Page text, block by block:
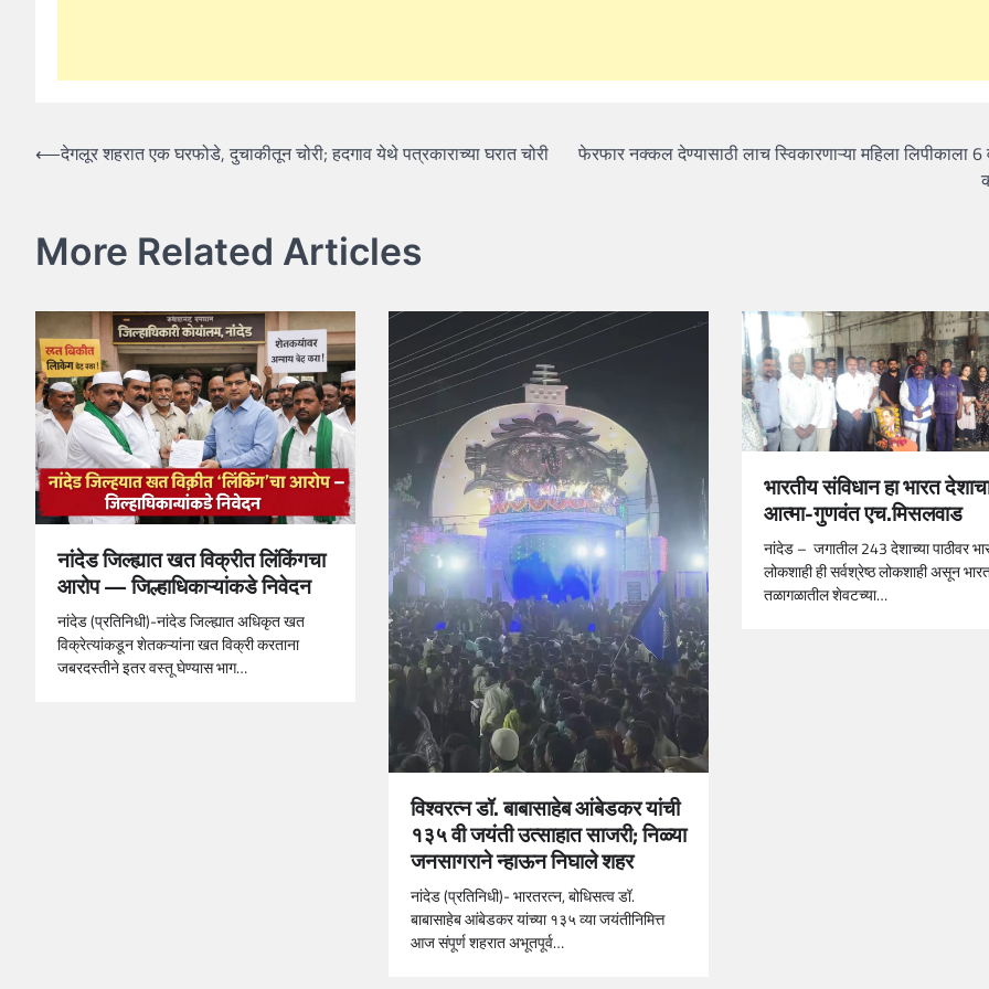
Post
⟵देगलूर शहरात एक घरफोडे, दुचाकीतून चोरी; हदगाव येथे पत्रकाराच्या घरात चोरी
फेरफार नक्कल देण्यासाठी लाच स्विकारणाऱ्या महिला लिपीकाला 6
More Related Articles
नांदेड जिल्ह्यात खत विक्रीत लिंकिंगचा
आरोप — जिल्हाधिकाऱ्यांकडे निवेदन
नांदेड (प्रतिनिधी)-नांदेड जिल्ह्यात अधिकृत खत
विक्रेत्यांकडून शेतकऱ्यांना खत विक्री करताना
जबरदस्तीने इतर वस्तू घेण्यास भाग…
विश्वरत्न डॉ. बाबासाहेब आंबेडकर यांची
१३५ वी जयंती उत्साहात साजरी; निळ्या
जनसागराने न्हाऊन निघाले शहर
नांदेड (प्रतिनिधी)- भारतरत्न, बोधिसत्व डॉ.
बाबासाहेब आंबेडकर यांच्या १३५ व्या जयंतीनिमित्त
आज संपूर्ण शहरात अभूतपूर्व…
भारतीय संविधान हा भारत
आत्मा-गुणवंत एच.मिसलवाड
नांदेड – जगातील 243 देशाच्या पाठीवर
लोकशाही ही सर्वश्रेष्ठ लोकशाही असून
तळागळातील शेवटच्या…